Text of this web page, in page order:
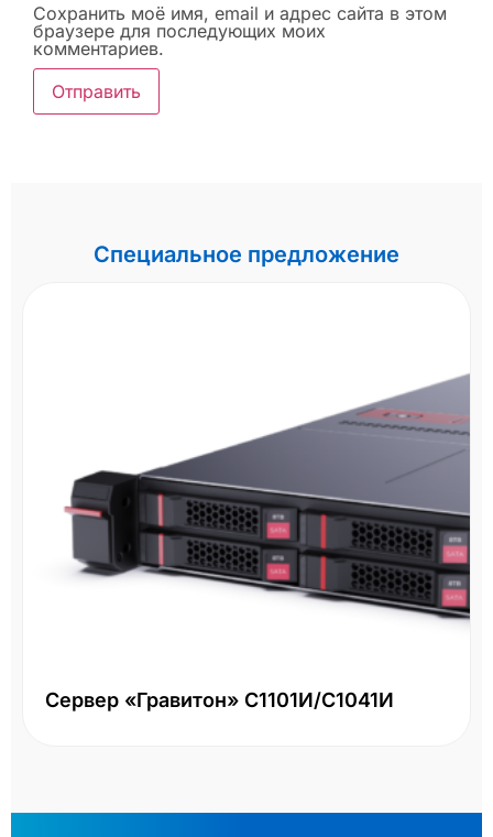
Сохранить моё имя, email и адрес сайта в этом
браузере для последующих моих
комментариев.
Специальное предложение
Сервер «Гравитон» С1101И/С1041И